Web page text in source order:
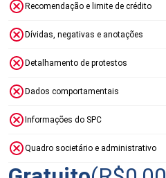
Recomendação e limite de crédito
Dívidas, negativas e anotações
Detalhamento de protestos
Dados comportamentais
Informações do SPC
Quadro societário e administrativo